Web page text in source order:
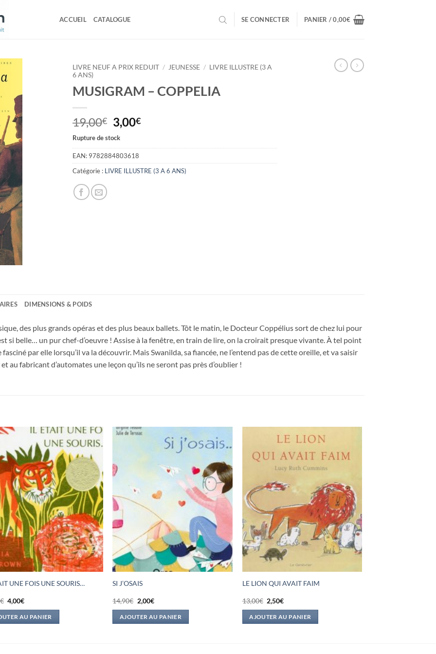
ACCUEIL CATALOGUE SE CONNECTER PANIER /0,00€
LIVRE NEUF A PRIX REDUIT / JEUNESSE / LIVRE ILLUSTRE (3 A
6 ANS)
MUSIGRAM – COPPELIA
19,00€ Le
prix
initial
était :
19,00€.
3,00€Le
actuel
3,00€.
Rupture de stock
EAN: 9782884803618
Catégorie : LIVRE ILLUSTRE (3 A 6 ANS)
DIMENSIONS & POIDS
des plus grands opéras et des plus beaux ballets. Tôt le matin, le Docteur Coppélius sort de chez lui pour
si belle… un pur chef-d’oeuvre ! Assise à la fenêtre, en train de lire, on la croirait presque vivante. À tel point
par elle lorsqu’il va la découvrir. Mais Swanilda, sa fiancée, ne l’entend pas de cette oreille, et va saisir
au fabricant d’automates une leçon qu’ils ne seront pas près d’oublier !
UNE FOIS UNE SOURIS…
€ Le
prix
initial
était :
4,00€Le
actuel
est :
AU PANIER
SI J’OSAIS
14,90€ Le
prix
initial
était :
2,00€Le
actuel
est :
AJOUTER AU PANIER
LE LION QUI AVAIT FAIM
13,00€ Le
prix
initial
était :
2,50€Le
actuel
est :
AJOUTER AU PANIER